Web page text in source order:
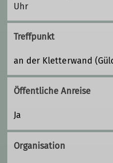
Uhr
Treffpunkt
an der Kletterwand
Öffentliche Anreise
Ja
Organisation